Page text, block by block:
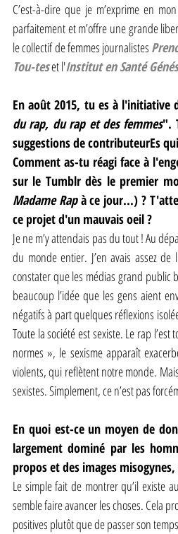
C’est-à-dire que je m’exprime en
parfaitement et m’offre une grande
le collectif de femmes journalistes
Tou-tes et l'Institut en Santé
En août 2015, tu es à l'initiative
du rap, du rap et des femmes".
suggestions de contributeurEs
Comment as-tu réagi face à
Madame Rap à ce jour...) ?
ce projet d'un mauvais oeil ?
Je ne m’y attendais pas du tout ! Au
du monde entier. J’en avais assez
constater que les médias grand public
beaucoup l’idée que les gens aient
négatifs à part quelques réflexions
Toute la société est sexiste. Le rap
normes », le sexisme apparaît
violents, qui reflètent notre monde.
sexistes. Simplement, ce n’est pas
En quoi est-ce un moyen de
largement dominé par les
propos et des images
Le simple fait de montrer qu’il existe
semble faire avancer les choses. Cela
positives plutôt que de passer son